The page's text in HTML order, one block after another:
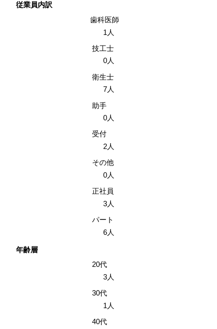
従業員内訳
歯科医師
1人
技工士
0人
衛生士
7人
助手
0人
受付
2人
その他
0人
正社員
3人
パート
6人
年齢層
20代
3人
30代
1人
40代